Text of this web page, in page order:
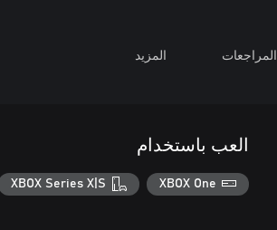
المراجعات المزيد
العب باستخدام
XBOX One
XBOX Series X|S